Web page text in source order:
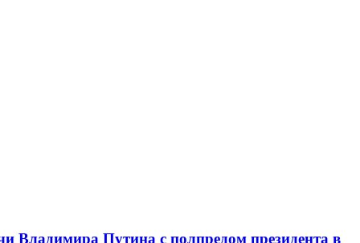
Владимира Путина с полпредом президента в